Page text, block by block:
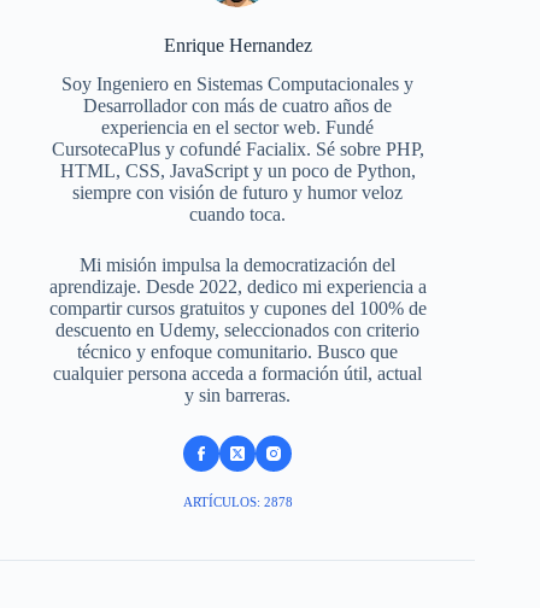
Enrique Hernandez
Soy Ingeniero en Sistemas Computacionales y
Desarrollador con más de cuatro años de
experiencia en el sector web. Fundé
CursotecaPlus y cofundé Facialix. Sé sobre PHP,
HTML, CSS, JavaScript y un poco de Python,
siempre con visión de futuro y humor veloz
cuando toca.
Mi misión impulsa la democratización del
aprendizaje. Desde 2022, dedico mi experiencia a
compartir cursos gratuitos y cupones del 100% de
descuento en Udemy, seleccionados con criterio
técnico y enfoque comunitario. Busco que
cualquier persona acceda a formación útil, actual
y sin barreras.
ARTÍCULOS: 2878